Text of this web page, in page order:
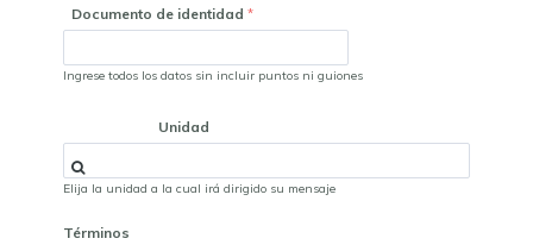
Documento de identidad
Ingrese todos los datos sin incluir puntos ni guiones
Unidad
Elija la unidad a la cual irá dirigido su mensaje
Términos